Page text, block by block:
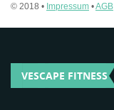
© 2018 • Impressum •AGB
VESCAPE FITNESS